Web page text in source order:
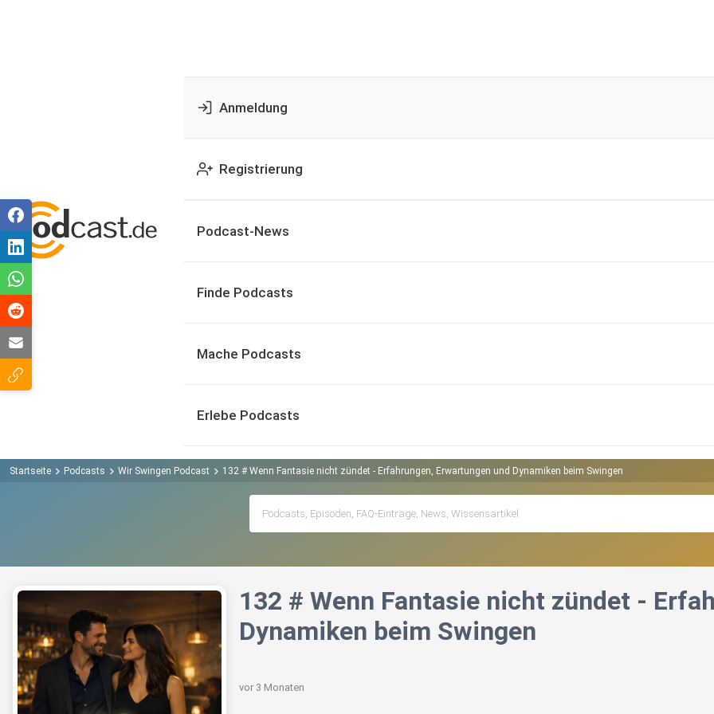
Anmeldung
Registrierung
Podcast-News
Finde Podcasts
Mache Podcasts
Erlebe Podcasts
Startseite Podcasts Wir Swingen Podcast 132 # Wenn Fantasie nicht zündet - Erfahrungen, Erwartungen und Dynamiken beim Swingen
132 # Wenn Fantasie nicht zündet -
Dynamiken beim Swingen
vor 3 Monaten